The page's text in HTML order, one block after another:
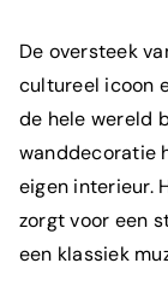
De oversteek
cultureel icoon
de hele wereld
wanddecoratie
eigen interieur.
zorgt voor een
een klassiek
Toelichting